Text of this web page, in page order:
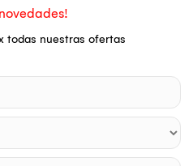
todas nuestras ofertas